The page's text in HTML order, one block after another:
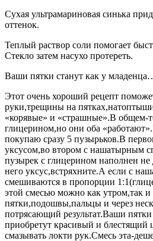
Сухая ультрамариновая синька
оттенок.
Теплый раствор соли помогает
Стекло затем насухо протереть.
Ваши пятки станут как у
Этот очень хороший рецепт
руки,трещины на
«корявые» и «страшные».В общем-
глицерином,но они оба
покупаю сразу 5 пузырьков.В
уксусом,во втором с нашатырным
пузырек с глицерином наполнен не
него уксус,встряхните.А если с
смешиваются в пропорции
этой смесью можно как утром,так и
пятки,подошвы,пальцы и через
потрясающий результат.Ваши
приобретут красивый и блестящий
смазывать локти рук.Смесь эта-